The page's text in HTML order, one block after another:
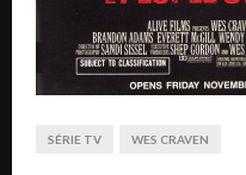
SÉRIE TV WES CRAVEN